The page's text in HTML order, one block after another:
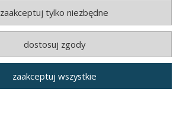
INFORMACJE
Wszystkie prawa zastrzeżone.
zaakceptuj tylko niezbędne
dostosuj zgody
zaakceptuj wszystkie